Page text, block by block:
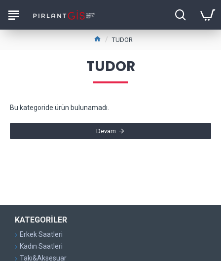
TUDOR
TUDOR
Bu kategoride ürün bulunamadı.
Devam
KATEGORILER
Erkek Saatleri
Kadın Saatleri
Takı&Aksesuar